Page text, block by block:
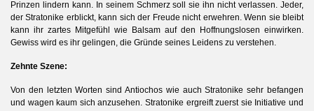
Prinzen lindern kann. In seinem Schmerz soll sie ihn nicht verlassen. Jeder,
der Stratonike erblickt, kann sich der Freude nicht erwehren. Wenn sie bleibt
kann ihr zartes Mitgefühl wie Balsam auf den Hoffnungslosen einwirken.
Gewiss wird es ihr gelingen, die Gründe seines Leidens zu verstehen.
Zehnte Szene:
Von den letzten Worten sind Antiochos wie auch Stratonike sehr befangen
und wagen kaum sich anzusehen. Stratonike ergreift zuerst sie Initiative und